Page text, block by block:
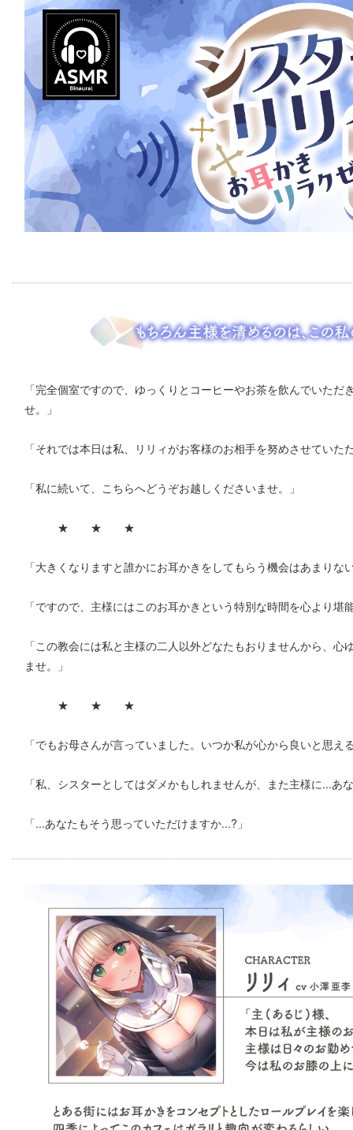
「完全個室ですので、ゆっくりとコーヒーやお茶を飲んでいた
せ。」
「それでは本日は私、リリィがお客様のお相手を努めさせていた
「私に続いて、こちらへどうぞお越しくださいませ。」
★ ★ ★
「大きくなりますと誰かにお耳かきをしてもらう機会はあまりな
「ですので、主様にはこのお耳かきという特別な時間を心より堪
「この教会には私と主様の二人以外どなたもおりませんから、
ませ。」
★ ★ ★
「でもお母さんが言っていました。いつか私が心から良いと思
「私、シスターとしてはダメかもしれませんが、また主様に...あ
「...あなたもそう思っていただけますか...?」